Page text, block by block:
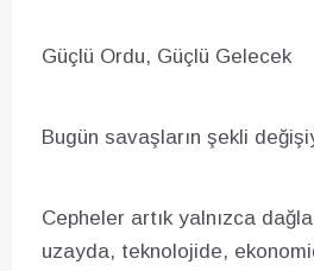
Güçlü Ordu, Güçlü Gelecek
Bugün savaşların şekli
Cepheler artık yalnızca
uzayda, teknolojide,